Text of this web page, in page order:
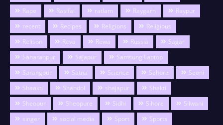
Rape
Rasifal ratlam Raygarh
Raypur
recent
Recipes Religions
Religious
Relison
Reva Rewa Russia
Sagar
Saharanpur
Sajapur
Samsung Laptop
Sarangpur
Satna Science Sehore
Seoni
Shaakti
Shahdol shajapur
Shakti
Sheopur
Sheopure Sidhi Sihore
Silwani
singer
social media Sport
Sports